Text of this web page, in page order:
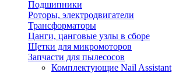
Подшипники
Роторы, электродвигатели
Трансформаторы
Цанги, цанговые узлы в сборе
Щетки для микромоторов
Запчасти для пылесосов
Комплектующие Nail Assistant